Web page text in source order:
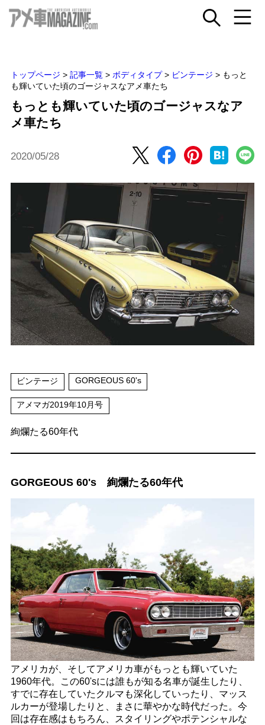
トップページ > 記事一覧 > ボディタイプ > ビンテージ > もっと
も輝いていた頃のゴージャスなアメ車たち
もっとも輝いていた頃のゴージャスなア
メ車たち
2020/05/28
ビンテージ GORGEOUS 60's
アメマガ2019年10月号
絢爛たる60年代
GORGEOUS 60's 絢爛たる60年代
アメリカが、そしてアメリカ車がもっとも輝いていた
1960年代。この60'sには誰もが知る名車が誕生したり、
すでに存在していたクルマも深化していったり、マッス
ルカーが登場したりと、まさに華やかな時代だった。今
回は存在感はもちろん、スタイリングやポテンシャルな